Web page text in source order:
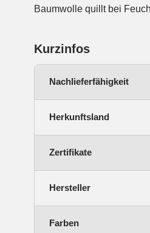
Baumwolle quillt bei
Kurzinfos
Nachlieferfähigkeit
Herkunftsland
Zertifikate
Hersteller
Farben